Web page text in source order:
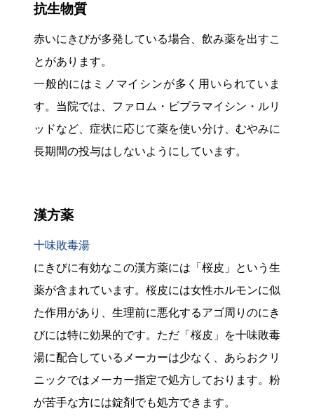
抗生物質
赤いにきびが多発している場合、飲み薬を出すこ
とがあります。
一般的にはミノマイシンが多く用いられていま
す。当院では、ファロム・ビブラマイシン・ルリ
ッドなど、症状に応じて薬を使い分け、むやみに
長期間の投与はしないようにしています。
漢方薬
十味敗毒湯
にきびに有効なこの漢方薬には「桜皮」という生
薬が含まれています。桜皮には女性ホルモンに似
た作用があり、生理前に悪化するアゴ周りのにき
びには特に効果的です。ただ「桜皮」を十味敗毒
湯に配合しているメーカーは少なく、あらおクリ
ニックではメーカー指定で処方しております。粉
が苦手な方には錠剤でも処方できます。